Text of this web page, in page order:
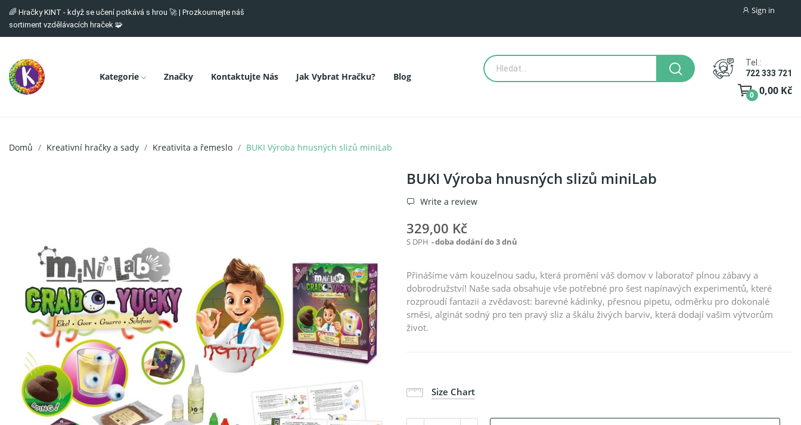
🌈 Hračky KINT - když se učení potkává s hrou 🚀 | Prozkoumejte náš
sortiment vzdělávacích hraček 🧩
Sign in
Kategorie Značky Kontaktujte Nás Jak Vybrat Hračku? Blog
Tel.:
722 333 721
0,00 Kč
0
Domů Kreativní hračky a sady Kreativita a řemeslo BUKI Výroba hnusných slizů miniLab
BUKI Výroba hnusných slizů miniLab
Write a review
329,00 Kč
S DPH doba dodání do 3 dnů
Přinášíme vám kouzelnou sadu, která promění váš domov v laboratoř plnou zábavy a
dobrodružství! Naše sada obsahuje vše potřebné pro šest napínavých experimentů, které
rozproudí fantazii a zvědavost: barevné kádinky, přesnou pipetu, odměrku pro dokonalé
směsi, alginát sodný pro ten pravý sliz a škálu živých barviv, která dodají vašim výtvorům
život.
Size Chart